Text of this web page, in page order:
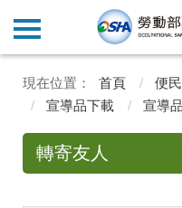
首頁 便
宣導品下載
宣導
轉寄友人